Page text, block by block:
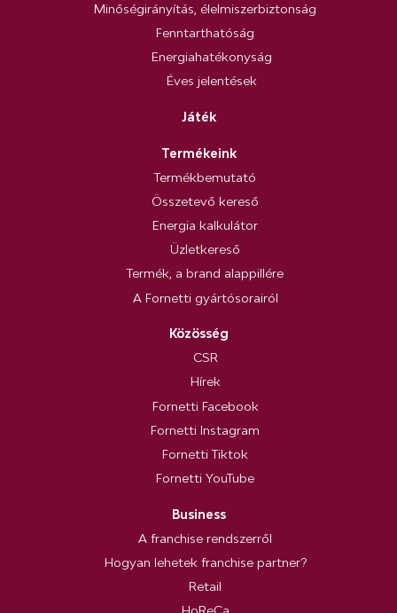
Minőségirányítás, élelmiszerbiztonság
Fenntarthatóság
Energiahatékonyság
Éves jelentések
Játék
Termékeink
Termékbemutató
Összetevő kereső
Energia kalkulátor
Üzletkereső
Termék, a brand alappillére
A Fornetti gyártósorairól
Közösség
CSR
Hírek
Fornetti Facebook
Fornetti Instagram
Fornetti Tiktok
Fornetti YouTube
Business
A franchise rendszerről
Hogyan lehetek franchise partner?
Retail